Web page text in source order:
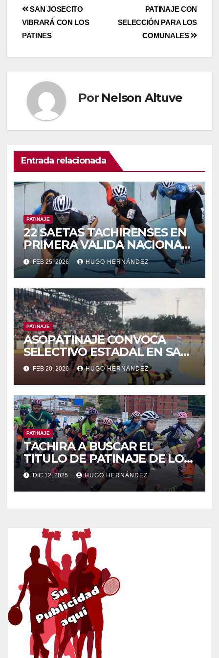
PATINAJE CON
SELECCIÓN PARA LOS
COMUNALES
SAN JOSECITO
VIBRARÁ CON LOS
PATINES
Por Nelson Altuve
Entrada relacionada
PATINAJE
22 SAETAS TACHIRENSES EN
PRIMERA VALIDA NACIONAL
DE PATINAJE
FEB 25, 2026 HUGO HERNÁNDEZ
PATINAJE
ASOPATINAJE CONVOCA
SELECTIVO ESTADAL EN SAN
ANTONIO
FEB 20, 2026 HUGO HERNÁNDEZ
PATINAJE
TACHIRA A BUSCAR EL
TITULO DE PATINAJE DE LOS
JUEGOS COMUNALES
DIC 12, 2025 HUGO HERNÁNDEZ